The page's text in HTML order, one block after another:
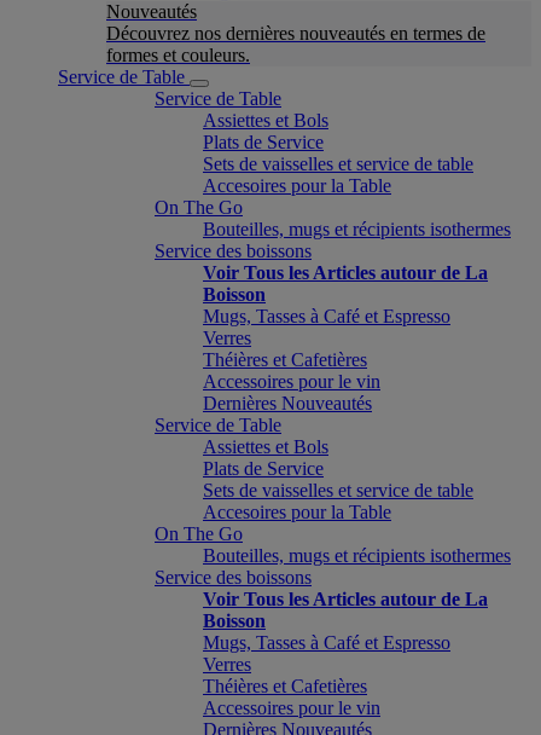
Nouveautés
Découvrez nos dernières nouveautés en termes de
formes et couleurs.
Service de Table
Service de Table
Assiettes et Bols
Plats de Service
Sets de vaisselles et service de table
Accesoires pour la Table
On The Go
Bouteilles, mugs et récipients isothermes
Service des boissons
Voir Tous les Articles autour de La
Boisson
Mugs, Tasses à Café et Espresso
Verres
Théières et Cafetières
Accessoires pour le vin
Dernières Nouveautés
Service de Table
Assiettes et Bols
Plats de Service
Sets de vaisselles et service de table
Accesoires pour la Table
On The Go
Bouteilles, mugs et récipients isothermes
Service des boissons
Voir Tous les Articles autour de La
Boisson
Mugs, Tasses à Café et Espresso
Verres
Théières et Cafetières
Accessoires pour le vin
Dernières Nouveautés